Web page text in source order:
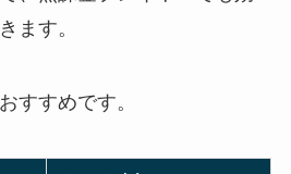
ます。
すすめです。